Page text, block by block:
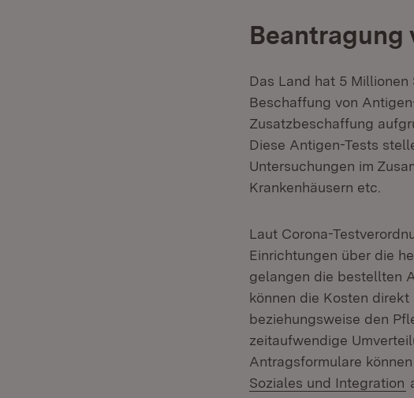
Beantragung
Das Land hat 5
Beschaffung von
Zusatzbeschaffung
Diese Antigen-Tests
Untersuchungen im
Krankenhäusern etc.
Laut Corona-
Einrichtungen über die
gelangen die bestellten
können die Kosten
beziehungsweise den
zeitaufwendige
Antragsformulare
Soziales und Integration